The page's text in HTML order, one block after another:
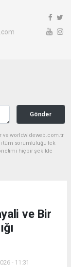
Gönder
ve worldwideweb.com.tr
tüm sorumluluğu tek
hiçbir şekilde
ve Bir
- 11:31